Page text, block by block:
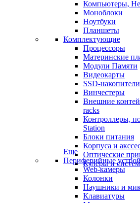
Компьютеры,
Моноблоки
Ноутбуки
Планшеты
Комплектующие
Процессоры
Материнские
Модули Памяти
Видеокарты
SSD-накопители
Винчестеры
Внешние
racks
Контроллеры,
Station
Блоки питания
Корпуса и
Оптические
Кулеры и
Еще
Периферийные
Web-камеры
Колонки
Наушники и
Клавиатуры